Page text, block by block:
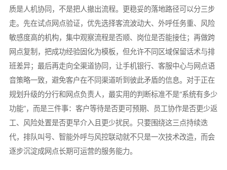
质是人机协同，不是把人撤出流程。更稳妥的落地路径可以分三步
走。先在试点网点验证，优先选择客流波动大、外呼任务重、风险
敏感度高的机构，集中观察流程是否顺、岗位是否能接住；再做跨
网点复制，把成功经验固化为模板，但允许不同区域保留话术与排
班差异；最后再走向全渠道协同，让手机银行、客服中心与网点语
音策略一致，避免客户在不同渠道听到彼此矛盾的信息。对于正在
规划升级的分行和网点负责人，最实用的判断标准不是“系统有多少
功能”，而是三件事：客户等待是否更可预期、员工协作是否更少返
工、风险处置是否更早介入且更少扰民。只要围绕这三点持续迭
代，排队叫号、智能外呼与风控联动就不只是一次技术改造，而会
逐步沉淀成网点长期可运营的服务能力。